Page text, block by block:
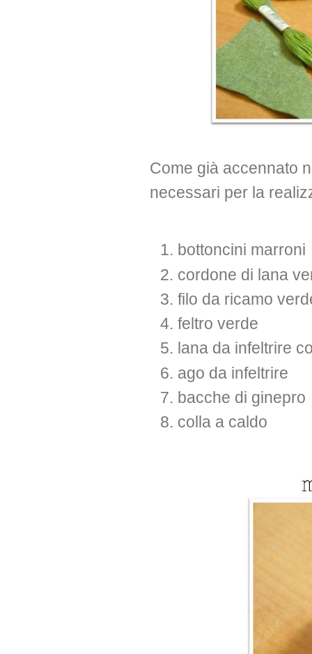
Come già accennato
necessari per la
bottoncini marroni
cordone di lana
filo da ricamo
feltro verde
lana da infeltrire
ago da infeltrire
bacche di ginepro
colla a caldo